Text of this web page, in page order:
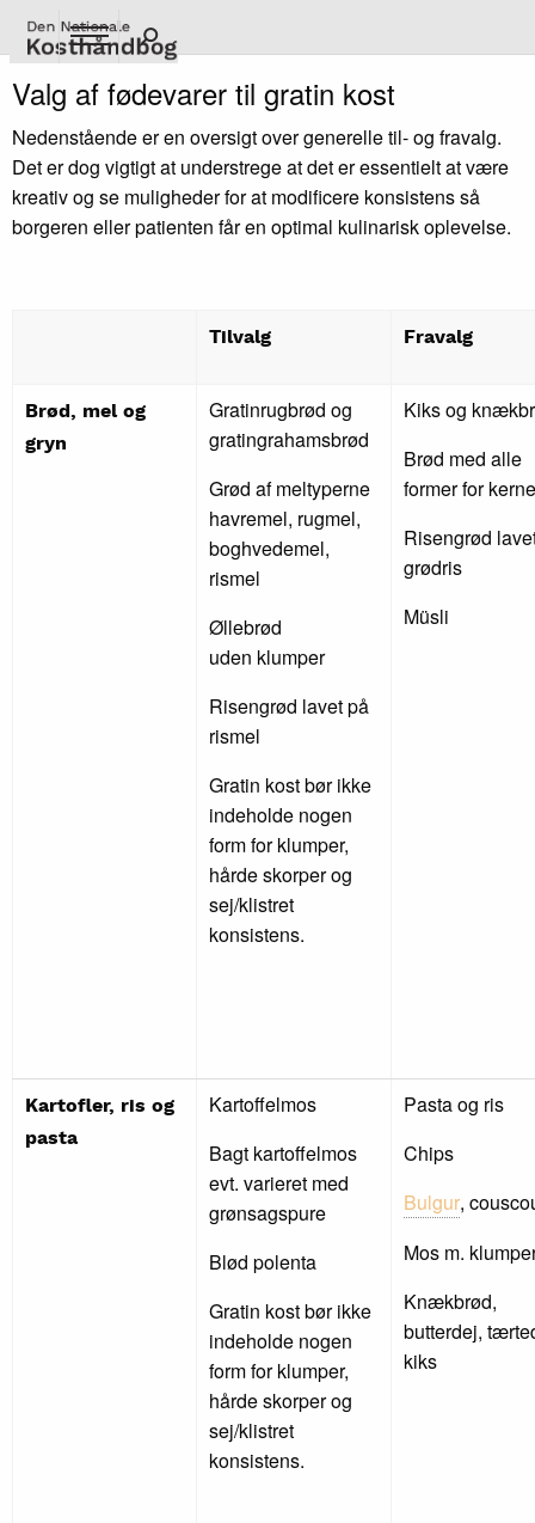
hovedindhold
Valg af fødevarer til gratin kost
Nedenstående er en oversigt over generelle til- og fravalg.
Det er dog vigtigt at understrege at det er essentielt at være
kreativ og se muligheder for at modificere konsistens så
borgeren eller patienten får en optimal kulinarisk oplevelse.
Tilvalg Fravalg
Brød, mel og
gryn
Gratinrugbrød og
gratingrahamsbrød
Grød af meltyperne
havremel, rugmel,
boghvedemel,
rismel
Øllebrød
uden klumper
Risengrød lavet på
rismel
Gratin kost bør ikke
indeholde nogen
form for klumper,
hårde skorper og
sej/klistret
konsistens.
Kiks og
Brød med alle
former for
Risengrød
grødris
Müsli
Kartofler, ris og
pasta
Kartoffelmos
Bagt kartoffelmos
evt. varieret med
grønsagspure
Blød polenta
Gratin kost bør ikke
indeholde nogen
form for klumper,
hårde skorper og
sej/klistret
konsistens.
Pasta og ris
Chips
Bulgur,
Mos m.
Knækbrød,
butterdej,
kiks